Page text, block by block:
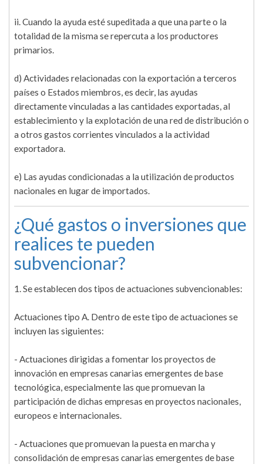
ii. Cuando la ayuda esté supeditada a que una parte o la
totalidad de la misma se repercuta a los productores
primarios.
d) Actividades relacionadas con la exportación a terceros
países o Estados miembros, es decir, las ayudas
directamente vinculadas a las cantidades exportadas, al
establecimiento y la explotación de una red de distribución o
a otros gastos corrientes vinculados a la actividad
exportadora.
e) Las ayudas condicionadas a la utilización de productos
nacionales en lugar de importados.
¿Qué gastos o inversiones que
realices te pueden
subvencionar?
1. Se establecen dos tipos de actuaciones subvencionables:
Actuaciones tipo A. Dentro de este tipo de actuaciones se
incluyen las siguientes:
- Actuaciones dirigidas a fomentar los proyectos de
innovación en empresas canarias emergentes de base
tecnológica, especialmente las que promuevan la
participación de dichas empresas en proyectos nacionales,
europeos e internacionales.
- Actuaciones que promuevan la puesta en marcha y
consolidación de empresas canarias emergentes de base